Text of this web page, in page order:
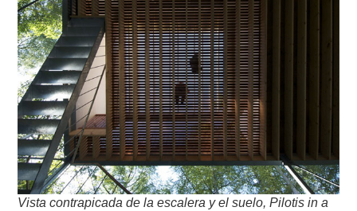
Vista contrapicada de la escalera y el suelo, Pilotis in a